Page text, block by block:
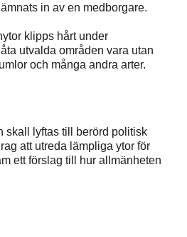
in av en medborgare.
klipps hårt under
utvalda områden vara utan
och många andra arter.
skall lyftas till berörd politisk
att utreda lämpliga ytor för
ett förslag till hur allmänheten